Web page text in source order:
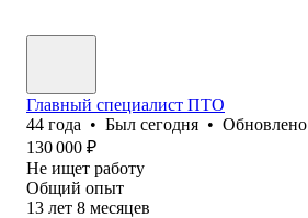
Главный специалист ПТО
44 года • Был сегодня • Обновлено
130 000 ₽
Не ищет работу
Общий опыт
13 лет 8 месяцев